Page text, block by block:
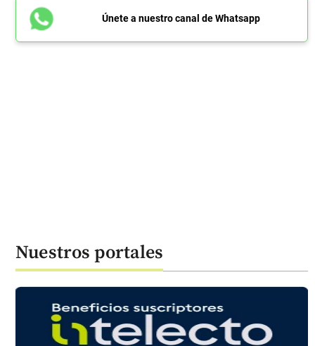
Únete a nuestro canal de Whatsapp
Nuestros portales